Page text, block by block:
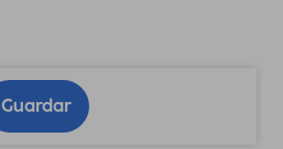
Guardar